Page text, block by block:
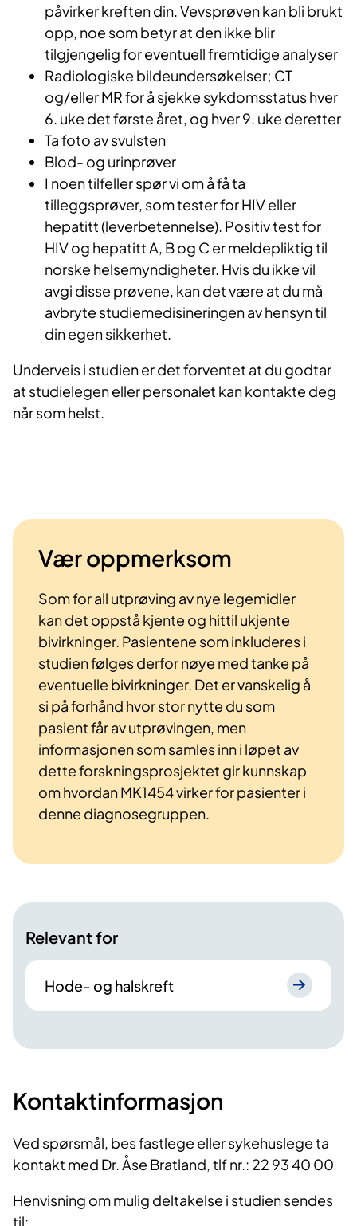
påvirker kreften din. Vevsprøven kan bli brukt
opp, noe som betyr at den ikke blir
tilgjengelig for eventuell fremtidige analyser
Radiologiske bildeundersøkelser; CT
og/eller MR for å sjekke sykdomsstatus hver
6. uke det første året, og hver 9. uke deretter
Ta foto av svulsten
Blod- og urinprøver
I noen tilfeller spør vi om å få ta
tilleggsprøver, som tester for HIV eller
hepatitt (leverbetennelse). Positiv test for
HIV og hepatitt A, B og C er meldepliktig til
norske helsemyndigheter. Hvis du ikke vil
avgi disse prøvene, kan det være at du må
avbryte studiemedisineringen av hensyn til
din egen sikkerhet.
Underveis i studien er det forventet at du godtar
at studielegen eller personalet kan kontakte deg
når som helst.
Vær oppmerksom
Som for all utprøving av nye legemidler
kan det oppstå kjente og hittil ukjente
bivirkninger. Pasientene som inkluderes i
studien følges derfor nøye med tanke på
eventuelle bivirkninger. Det er vanskelig å
si på forhånd hvor stor nytte du som
pasient får av utprøvingen, men
informasjonen som samles inn i løpet av
dette forskningsprosjektet gir kunnskap
om hvordan MK1454 virker for pasienter i
denne diagnosegruppen.
Relevant for
Hode- og halskreft
Kontaktinformasjon
Ved spørsmål, bes fastlege eller sykehuslege ta
kontakt med Dr. Åse Bratland, tlf nr.: 22 93 40 00
Henvisning om mulig deltakelse i studien sendes
til: